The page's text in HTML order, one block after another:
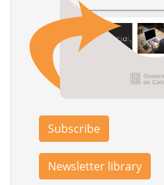
Subscribe
Newsletter library